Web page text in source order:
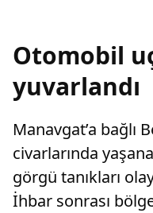
Otomobil
yuvarlandı
Manavgat’a bağlı
civarlarında
görgü tanıkları
İhbar sonrası